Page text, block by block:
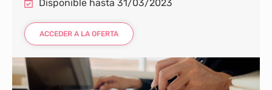
Disponible hasta 31/03/2023
ACCEDER A LA OFERTA